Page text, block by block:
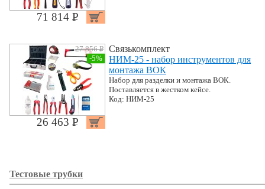
71 814 P УБ.
27 856 PУБ.
-5%
26 463 P УБ.
Связькомплект
НИМ-25 - набор инструментов для
монтажа ВОК
Набор для разделки и монтажа ВОК.
Поставляется в жестком кейсе.
Код: НИМ-25
Тестовые трубки